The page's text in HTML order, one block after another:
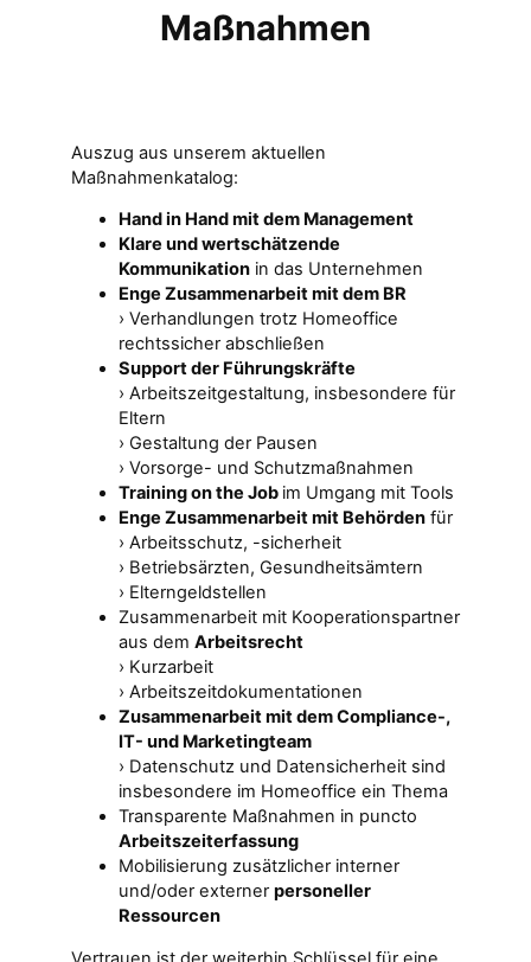
Maßnahmen
Auszug aus unserem aktuellen
Maßnahmenkatalog:
Hand in Hand mit dem Management
Klare und wertschätzende
Kommunikation in das Unternehmen
Enge Zusammenarbeit mit dem BR
› Verhandlungen trotz Homeoffice
rechtssicher abschließen
Support der Führungskräfte
› Arbeitszeitgestaltung, insbesondere für
Eltern
› Gestaltung der Pausen
› Vorsorge- und Schutzmaßnahmen
Training on the Job im Umgang mit Tools
Enge Zusammenarbeit mit Behörden für
› Arbeitsschutz, -sicherheit
› Betriebsärzten, Gesundheitsämtern
› Elterngeldstellen
Zusammenarbeit mit Kooperationspartner
aus dem Arbeitsrecht
› Kurzarbeit
› Arbeitszeitdokumentationen
Zusammenarbeit mit dem Compliance-,
IT- und Marketingteam
› Datenschutz und Datensicherheit sind
insbesondere im Homeoffice ein Thema
Transparente Maßnahmen in puncto
Arbeitszeiterfassung
Mobilisierung zusätzlicher interner
und/oder externer personeller
Ressourcen